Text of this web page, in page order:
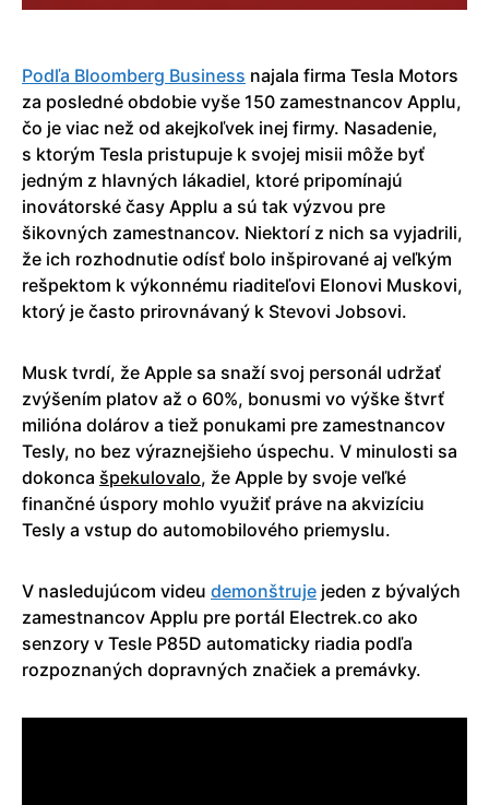
Podľa Bloomberg Business najala firma Tesla Motors
za posledné obdobie vyše 150 zamestnancov Applu,
čo je viac než od akejkoľvek inej firmy. Nasadenie,
s ktorým Tesla pristupuje k svojej misii môže byť
jedným z hlavných lákadiel, ktoré pripomínajú
inovátorské časy Applu a sú tak výzvou pre
šikovných zamestnancov. Niektorí z nich sa vyjadrili,
že ich rozhodnutie odísť bolo inšpirované aj veľkým
rešpektom k výkonnému riaditeľovi Elonovi Muskovi,
ktorý je často prirovnávaný k Stevovi Jobsovi.
Musk tvrdí, že Apple sa snaží svoj personál udržať
zvýšením platov až o 60%, bonusmi vo výške štvrť
milióna dolárov a tiež ponukami pre zamestnancov
Tesly, no bez výraznejšieho úspechu. V minulosti sa
dokonca špekulovalo, že Apple by svoje veľké
finančné úspory mohlo využiť práve na akvizíciu
Tesly a vstup do automobilového priemyslu.
V nasledujúcom videu demonštruje jeden z bývalých
zamestnancov Applu pre portál Electrek.co ako
senzory v Tesle P85D automaticky riadia podľa
rozpoznaných dopravných značiek a premávky.